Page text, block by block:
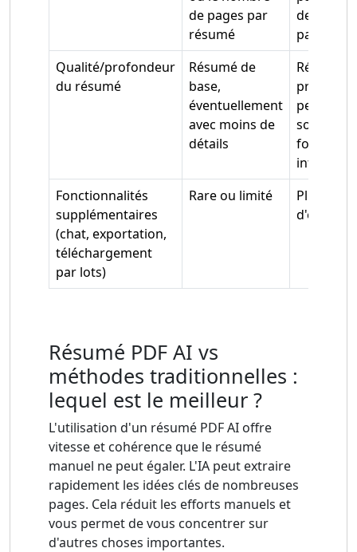
de pages par
résumé
de
par lots
Qualité/profondeur
du résumé
Résumé de
base,
éventuellement
avec moins de
détails
Résumés
précis et
souvent
Fonctionnalités
supplémentaires
(chat, exportation,
téléchargement
par lots)
Rare ou limité
Plus
d'être
Résumé PDF AI vs
méthodes traditionnelles :
lequel est le meilleur ?
L'utilisation d'un résumé PDF AI offre
vitesse et cohérence que le résumé
manuel ne peut égaler. L'IA peut extraire
rapidement les idées clés de nombreuses
pages. Cela réduit les efforts manuels et
vous permet de vous concentrer sur
d'autres choses importantes.